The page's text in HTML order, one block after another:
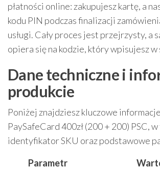
płatności online: zakupujesz kartę, a
kodu PIN podczas finalizacji
usługi. Cały proces jest przejrzysty, a
opiera się na kodzie, który wpisujesz
Dane techniczne i
produkcie
Poniżej znajdziesz kluczowe
PaySafeCard 400zł (200 + 200) PSC,
identyfikator SKU oraz podstawowe
Parametr